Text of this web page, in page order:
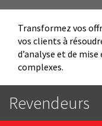
Transformez vos
vos clients à
d’analyse et de
complexes.
Revendeurs